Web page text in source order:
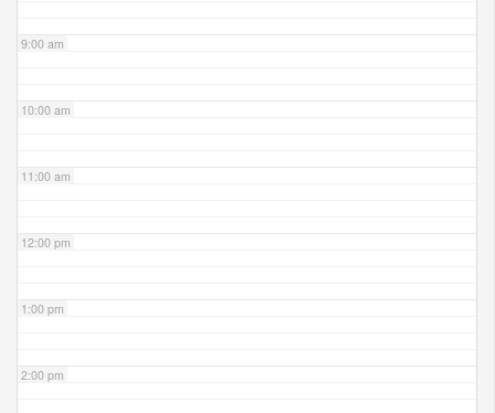
9:00 am
10:00 am
11:00 am
12:00 pm
1:00 pm
2:00 pm